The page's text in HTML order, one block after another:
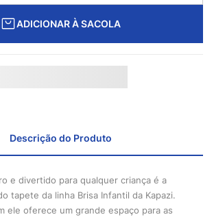
ADICIONAR À SACOLA
Descrição do Produto
e divertido para qualquer criança é a
tapete da linha Brisa Infantil da Kapazi.
ele oferece um grande espaço para as